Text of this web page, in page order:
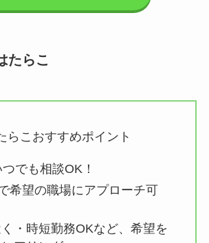
たらこ
らこおすすめポイント
でも相談OK！
希望の職場にアプローチ可
・時短勤務OKなど、希望を